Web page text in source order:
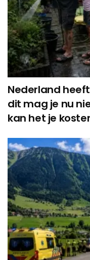
Nederland
dit mag je nu
kan het je